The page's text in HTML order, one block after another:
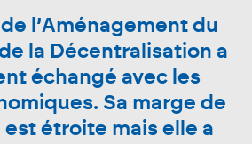
l’Aménagement du
la Décentralisation a
échangé avec les
Sa marge de
étroite mais elle a